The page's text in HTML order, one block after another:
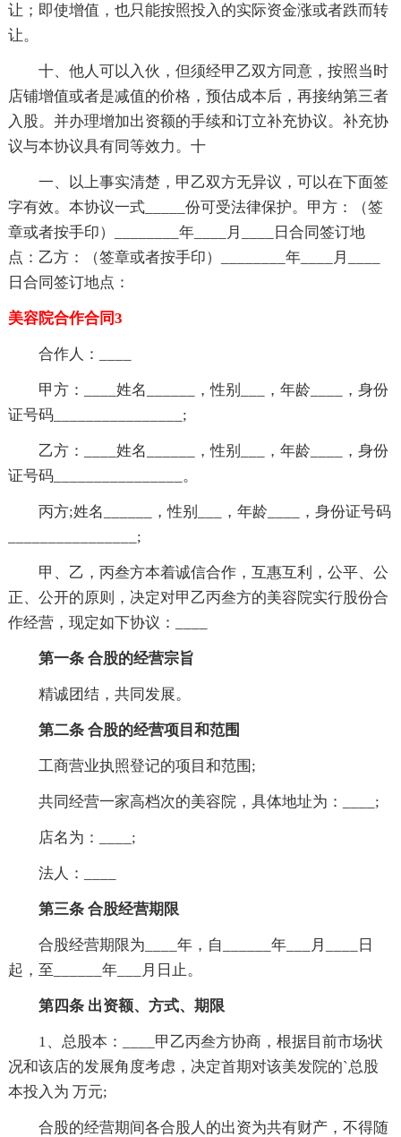
让；即使增值，也只能按照投入的实际资金涨或者跌而转
让。
十、他人可以入伙，但须经甲乙双方同意，按照当时
店铺增值或者是减值的价格，预估成本后，再接纳第三者
入股。并办理增加出资额的手续和订立补充协议。补充协
议与本协议具有同等效力。十
一、以上事实清楚，甲乙双方无异议，可以在下面签
字有效。本协议一式_____份可受法律保护。甲方：（签
章或者按手印）________年____月____日合同签订地
点：乙方：（签章或者按手印）________年____月____
日合同签订地点：
美容院合作合同3
合作人：____
甲方：____姓名______，性别___，年龄____，身份
证号码________________;
乙方：____姓名______，性别___，年龄____，身份
证号码________________。
丙方;姓名______，性别___，年龄____，身份证号码
________________;
甲、乙，丙叁方本着诚信合作，互惠互利，公平、公
正、公开的原则，决定对甲乙丙叁方的美容院实行股份合
作经营，现定如下协议：____
第一条 合股的经营宗旨
精诚团结，共同发展。
第二条 合股的经营项目和范围
工商营业执照登记的项目和范围;
共同经营一家高档次的美容院，具体地址为：____;
店名为：____;
法人：____
第三条 合股经营期限
合股经营期限为____年，自______年___月____日
起，至______年___月日止。
第四条 出资额、方式、期限
1、总股本：____甲乙丙叁方协商，根据目前市场状
况和该店的发展角度考虑，决定首期对该美发院的`总股
本投入为 万元;
合股的经营期间各合股人的出资为共有财产，不得随